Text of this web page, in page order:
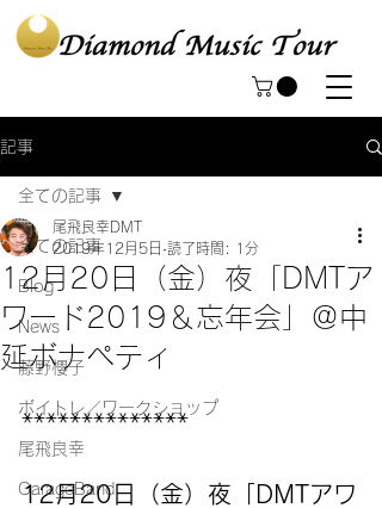
記事
全ての記事
Blog
News
藤野櫻子
ボイトレ／ワークショップ
尾飛良幸
GarageBand
全ての記事
12月20日（金）夜「DMTア
ワード2019＆忘年会」＠中
延ボナペティ
尾飛良幸DMT
2019年12月5日 読了時間: 1分
**************
12月20日（金）夜「DMTアワ